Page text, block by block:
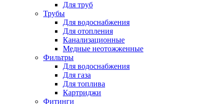
Для труб
Трубы
Для водоснабжения
Для отопления
Канализационные
Медные неотожженные
Фильтры
Для водоснабжения
Для газа
Для топлива
Картриджи
Фитинги